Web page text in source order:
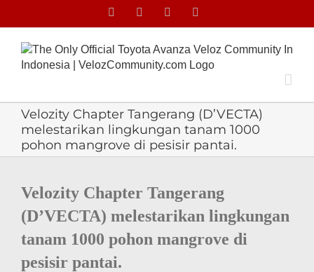
FacebookFacebook
Velozity Chapter Tangerang (D’VECTA)
melestarikan lingkungan tanam 1000
pohon mangrove di pesisir pantai.
Image
Velozity Chapter Tangerang
(D’VECTA) melestarikan lingkungan
tanam 1000 pohon mangrove di
pesisir pantai.